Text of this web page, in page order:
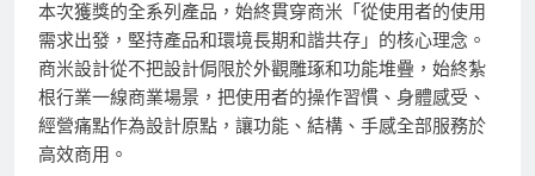
本次獲獎的全系列產品，始終貫穿商米「從使用者的使用
需求出發，堅持產品和環境長期和諧共存」的核心理念。
商米設計從不把設計侷限於外觀雕琢和功能堆疊，始終紮
根行業一線商業場景，把使用者的操作習慣、身體感受、
經營痛點作為設計原點，讓功能、結構、手感全部服務於
高效商用。